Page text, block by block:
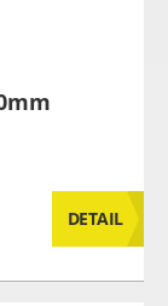
DETAIL